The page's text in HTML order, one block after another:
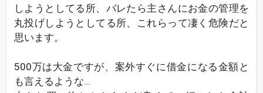
しようとしてる所、バレたら主さんにお金の管理を
丸投げしようとしてる所、これらって凄く危険だと
思います。
500万は大金ですが、案外すぐに借金になる金額と
も言えるような…